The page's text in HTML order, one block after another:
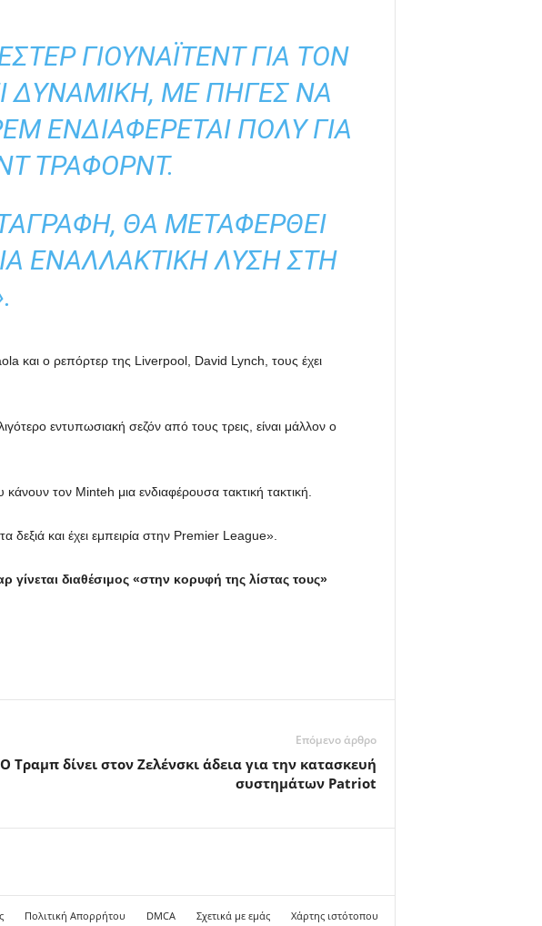
ΓΙΟΥΝΆΙΤΕΝΤ ΓΙΑ ΤΟΝ
ΔΥΝΑΜΙΚΉ, ΜΕ ΠΗΓΈΣ ΝΑ
ΕΝΔΙΑΦΈΡΕΤΑΙ ΠΟΛΎ ΓΙΑ
ΤΡΆΦΟΡΝΤ.
ΘΑ ΜΕΤΑΦΕΡΘΕΊ
ΕΝΑΛΛΑΚΤΙΚΉ ΛΎΣΗ ΣΤΗ
και ο ρεπόρτερ της Liverpool, David Lynch, τους έχει
εντυπωσιακή σεζόν από τους τρεις, είναι μάλλον ο
κάνουν τον Minteh μια ενδιαφέρουσα τακτική τακτική.
δεξιά και έχει εμπειρία στην Premier League».
διαθέσιμος «στην κορυφή της λίστας τους»
Επόμενο άρθρο
Ο Τραμπ δίνει στον Ζελένσκι άδεια για την κατασκευή
συστημάτων Patriot
Πολιτική Απορρήτου DMCA Σχετικά με εμάς Χάρτης ιστότοπου